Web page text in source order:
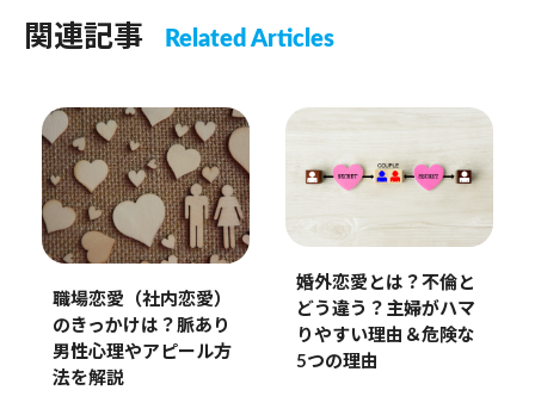
関連記事 Related Articles
職場恋愛（社内恋愛）
のきっかけは？脈あり
男性心理やアピール方
法を解説
婚外恋愛とは？不倫と
どう違う？主婦がハマ
りやすい理由＆危険な
5つの理由